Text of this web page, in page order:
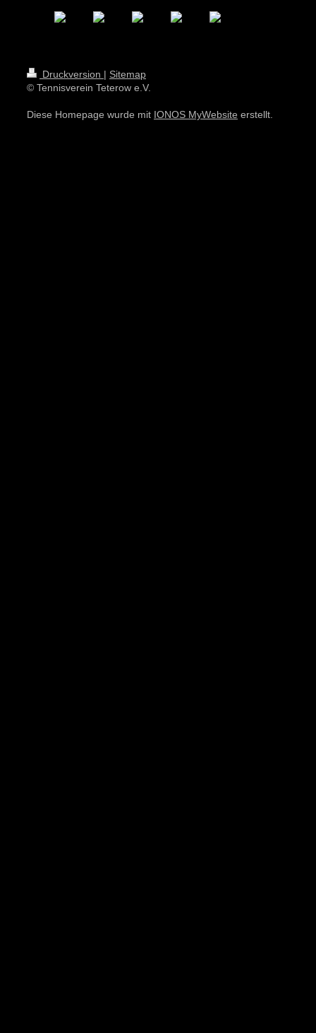
Druckversion | Sitemap
© Tennisverein Teterow e.V.
Diese Homepage wurde mit IONOS MyWebsite erstellt.